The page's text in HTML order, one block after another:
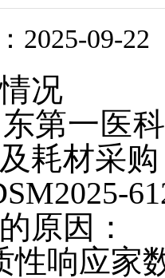
2025-09-22
况
第一医
耗材采
原因：
性响应家